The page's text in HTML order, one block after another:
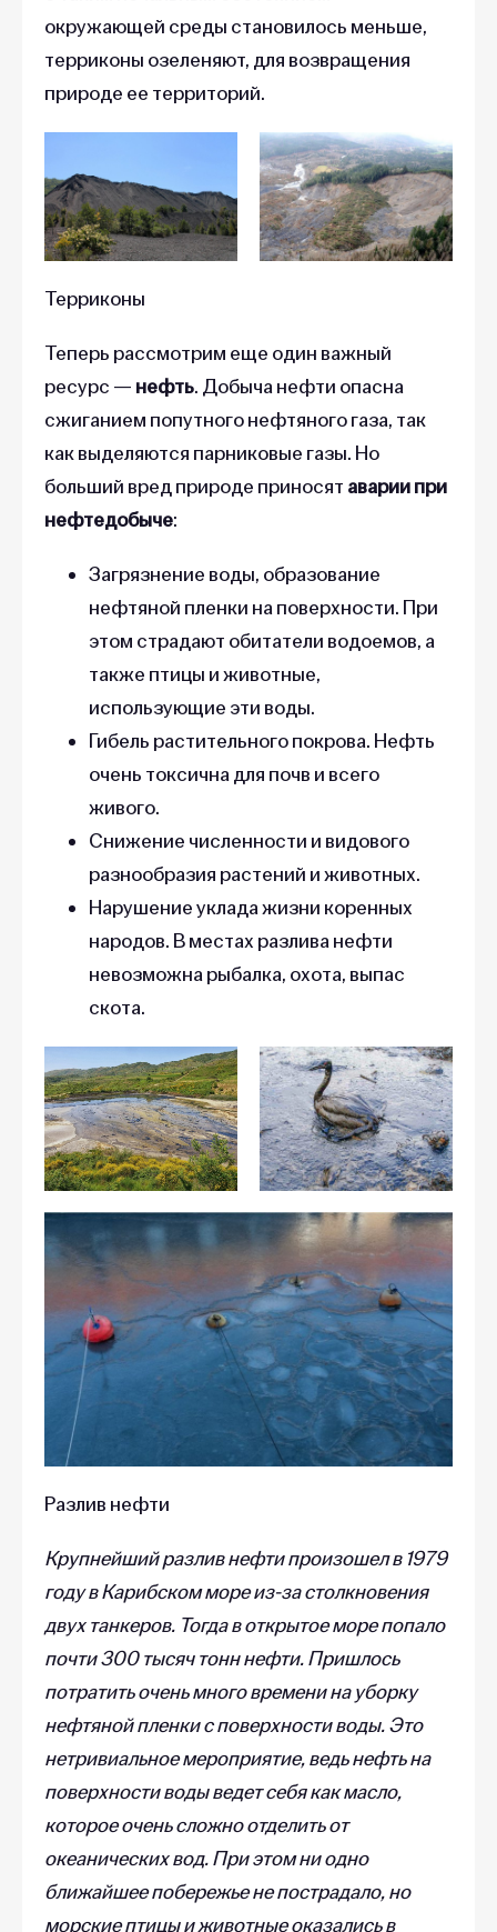
окружающей среды становилось меньше,
терриконы озеленяют, для возвращения
природе ее территорий.
Терриконы
Теперь рассмотрим еще один важный
ресурс — нефть. Добыча нефти опасна
сжиганием попутного нефтяного газа, так
как выделяются парниковые газы. Но
больший вред природе приносят аварии при
нефтедобыче:
Загрязнение воды, образование
нефтяной пленки на поверхности. При
этом страдают обитатели водоемов, а
также птицы и животные,
использующие эти воды.
Гибель растительного покрова. Нефть
очень токсична для почв и всего
живого.
Снижение численности и видового
разнообразия растений и животных.
Нарушение уклада жизни коренных
народов. В местах разлива нефти
невозможна рыбалка, охота, выпас
скота.
Разлив нефти
Крупнейший разлив нефти произошел в 1979
году в Карибском море из-за столкновения
двух танкеров. Тогда в открытое море попало
почти 300 тысяч тонн нефти. Пришлось
потратить очень много времени на уборку
нефтяной пленки с поверхности воды. Это
нетривиальное мероприятие, ведь нефть на
поверхности воды ведет себя как масло,
которое очень сложно отделить от
океанических вод. При этом ни одно
ближайшее побережье не пострадало, но
морские птицы и животные оказались в